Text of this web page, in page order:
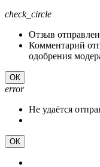
check_circle
Отзыв отправлен
Комментарий
одобрения
ОК
error
Не удаётся
ОК